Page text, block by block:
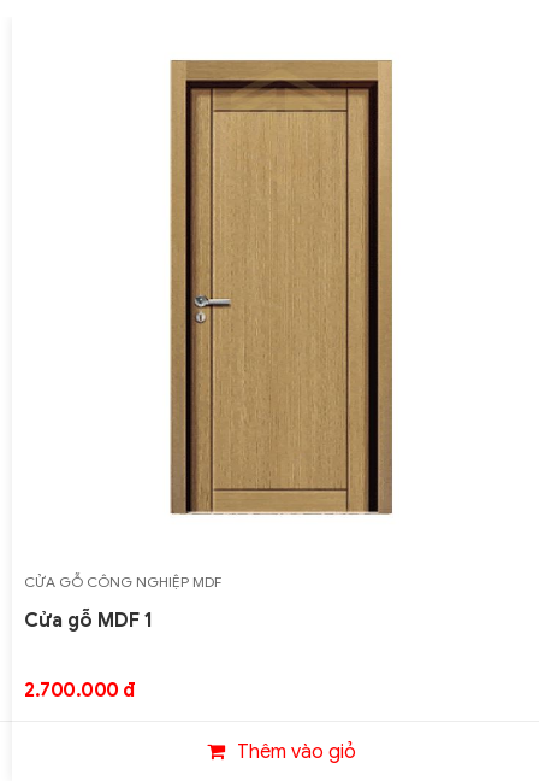
CỬA GỖ CÔNG NGHIỆP MDF
Cửa gỗ MDF 1
2.700.000 đ
Thêm vào giỏ